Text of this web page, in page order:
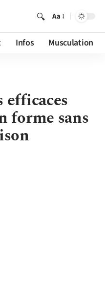
Aa
Infos Musculation
efficaces
forme sans